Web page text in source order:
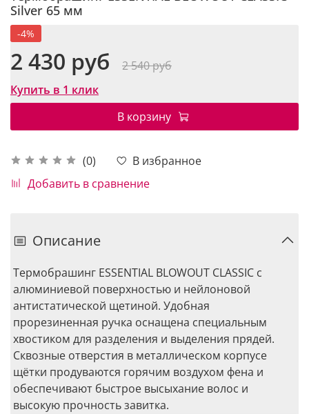
Silver 65 мм
(0)
В избранное
Добавить в сравнение
-4%
2 430 руб
2 540 руб
Купить в 1 клик
В корзину
Описание
Термобрашинг ESSENTIAL BLOWOUT CLASSIC с
алюминиевой поверхностью и нейлоновой
антистатической щетиной. Удобная
прорезиненная ручка оснащена специальным
хвостиком для разделения и выделения прядей.
Сквозные отверстия в металлическом корпусе
щётки продуваются горячим воздухом фена и
обеспечивают быстрое высыхание волос и
высокую прочность завитка.